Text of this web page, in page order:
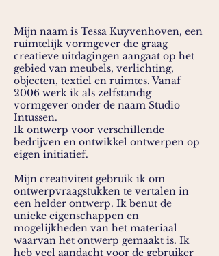
Mijn naam is Tessa Kuyvenhoven, een
ruimtelijk vormgever die graag
creatieve uitdagingen aangaat op het
gebied van meubels, verlichting,
objecten, textiel en ruimtes. Vanaf
2006 werk ik als zelfstandig
vormgever onder de naam Studio
Intussen.
Ik ontwerp voor verschillende
bedrijven en ontwikkel ontwerpen op
eigen initiatief.
Mijn creativiteit gebruik ik om
ontwerpvraagstukken te vertalen in
een helder ontwerp. Ik benut de
unieke eigenschappen en
mogelijkheden van het materiaal
waarvan het ontwerp gemaakt is. Ik
heb veel aandacht voor de gebruiker